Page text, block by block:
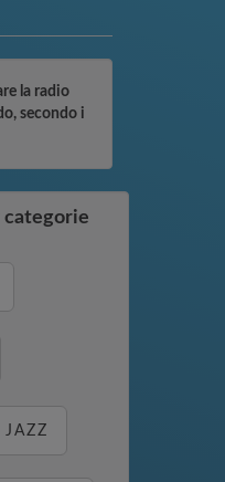
la radio
secondo i
categorie
JAZZ